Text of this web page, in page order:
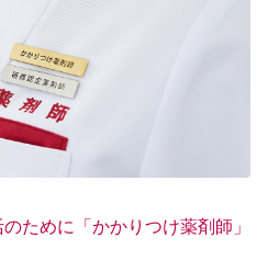
ために「かかりつけ薬剤師」